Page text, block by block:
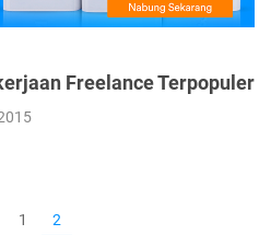
Freelance Terpopuler
1 2